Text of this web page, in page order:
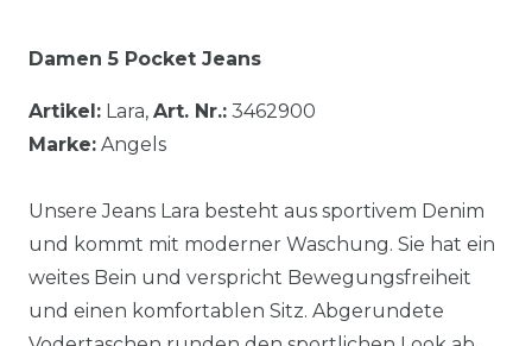
Damen 5 Pocket Jeans
Artikel: Lara, Art. Nr.: 3462900
Marke: Angels
Unsere Jeans Lara besteht aus sportivem Denim
und kommt mit moderner Waschung. Sie hat ein
weites Bein und verspricht Bewegungsfreiheit
und einen komfortablen Sitz. Abgerundete